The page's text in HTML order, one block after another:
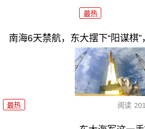
最热
南海6天禁航，东大摆下“阳谋棋”
最热 阅读